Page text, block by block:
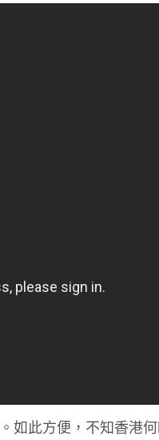
如此方便，不知香港